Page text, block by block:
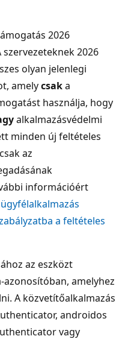
2026
2026
olyan jelenlegi
amelycsaka
használja, hogy
alkalmazásvédelmi
minden új feltételes
az
információért
a feltételes
az eszközt
amelyhez
A közvetítőalkalmazás
androidos
vagy